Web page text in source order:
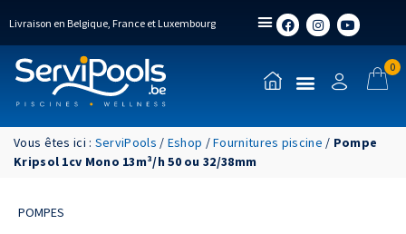
Livraison en Belgique, France et Luxembourg
0
Vous êtes ici : ServiPools / Eshop /Fournitures piscine / Pompe
Kripsol 1cv Mono 13m³/h 50 ou 32/38mm
POMPES